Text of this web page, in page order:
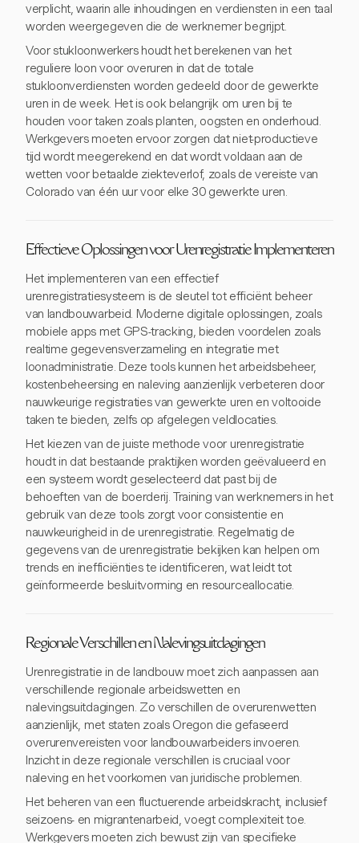
verplicht, waarin alle inhoudingen en verdiensten in een taal
worden weergegeven die de werknemer begrijpt.
Voor stukloonwerkers houdt het berekenen van het
reguliere loon voor overuren in dat de totale
stukloonverdiensten worden gedeeld door de gewerkte
uren in de week. Het is ook belangrijk om uren bij te
houden voor taken zoals planten, oogsten en onderhoud.
Werkgevers moeten ervoor zorgen dat niet-productieve
tijd wordt meegerekend en dat wordt voldaan aan de
wetten voor betaalde ziekteverlof, zoals de vereiste van
Colorado van één uur voor elke 30 gewerkte uren.
Effectieve Oplossingen voor Urenregistratie Implementeren
Het implementeren van een effectief
urenregistratiesysteem is de sleutel tot efficiënt beheer
van landbouwarbeid. Moderne digitale oplossingen, zoals
mobiele apps met GPS-tracking, bieden voordelen zoals
realtime gegevensverzameling en integratie met
loonadministratie. Deze tools kunnen het arbeidsbeheer,
kostenbeheersing en naleving aanzienlijk verbeteren door
nauwkeurige registraties van gewerkte uren en voltooide
taken te bieden, zelfs op afgelegen veldlocaties.
Het kiezen van de juiste methode voor urenregistratie
houdt in dat bestaande praktijken worden geëvalueerd en
een systeem wordt geselecteerd dat past bij de
behoeften van de boerderij. Training van werknemers in het
gebruik van deze tools zorgt voor consistentie en
nauwkeurigheid in de urenregistratie. Regelmatig de
gegevens van de urenregistratie bekijken kan helpen om
trends en inefficiënties te identificeren, wat leidt tot
geïnformeerde besluitvorming en resourceallocatie.
Regionale Verschillen en Nalevingsuitdagingen
Urenregistratie in de landbouw moet zich aanpassen aan
verschillende regionale arbeidswetten en
nalevingsuitdagingen. Zo verschillen de overurenwetten
aanzienlijk, met staten zoals Oregon die gefaseerd
overurenvereisten voor landbouwarbeiders invoeren.
Inzicht in deze regionale verschillen is cruciaal voor
naleving en het voorkomen van juridische problemen.
Het beheren van een fluctuerende arbeidskracht, inclusief
seizoens- en migrantenarbeid, voegt complexiteit toe.
Werkgevers moeten zich bewust zijn van specifieke